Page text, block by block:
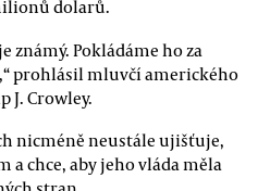
dolarů.
známý. Pokládáme ho za
prohlásil mluvčí amerického
Crowley.
nicméně neustále ujišťuje,
a chce, aby jeho vláda měla